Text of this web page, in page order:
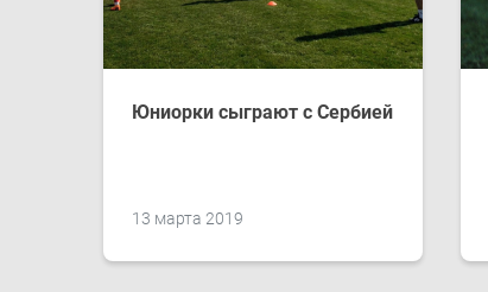
13 марта 2019
Юниорки сыграют с Сербией